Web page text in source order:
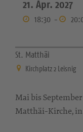
21. Apr. 2027
18:30 -
St. Matthäi
Kirchplatz 2 Leisnig
Mai bis
Matthäi-Kirche,